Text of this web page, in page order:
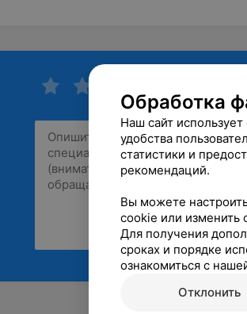
Обработка
Наш сайт
удобства
статистики и
рекомендаций.
Вы можете
cookie или изменить
Для получения
сроках и порядке
ознакомиться с
Отклонить